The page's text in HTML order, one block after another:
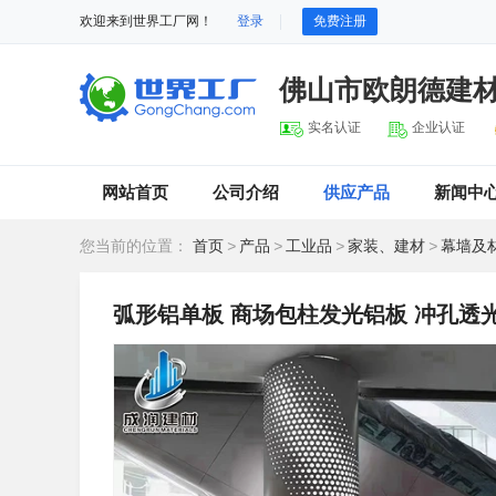
欢迎来到世界工厂网！ 登录 免费注册
佛山市欧朗德建
实名认证 企业认证
网站首页 公司介绍 供应产品 新闻中
您当前的位置： 首页 > 产品 > 工业品 >家装、建材 >幕墙及
弧形铝单板 商场包柱发光铝板 冲孔透